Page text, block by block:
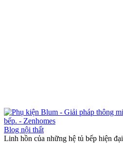
Blog nội thất
Linh hồn của những hệ tủ bếp hiện đại